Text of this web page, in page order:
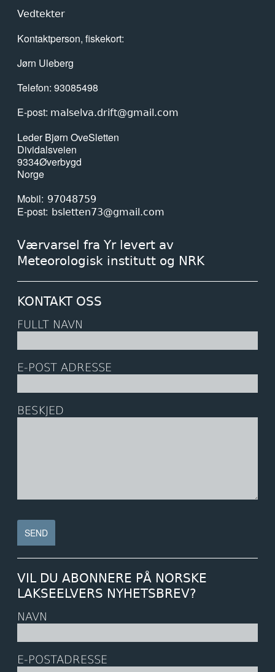
Vedtekter
Kontaktperson, fiskekort:
Jørn Uleberg
Telefon: 93085498
E-post: malselva.drift@gmail.com
Leder Bjørn OveSletten
Dividalsveien
9334Øverbygd
Norge
Mobil
97048759
E-post bsletten73@gmail.com
Værvarsel fra Yr levert av
Meteorologisk institutt og NRK
KONTAKT OSS
FULLT NAVN
E-POST ADRESSE
BESKJED
VIL DU ABONNERE PÅ NORSKE
LAKSEELVERS NYHETSBREV?
NAVN
E-POSTADRESSE